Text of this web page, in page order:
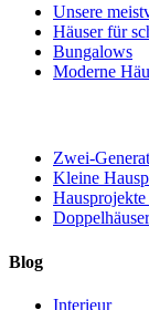
Unsere
Häuser für
Bungalows
Moderne
Zwei-
Kleine
Doppelhäuser
Blog
Interieur